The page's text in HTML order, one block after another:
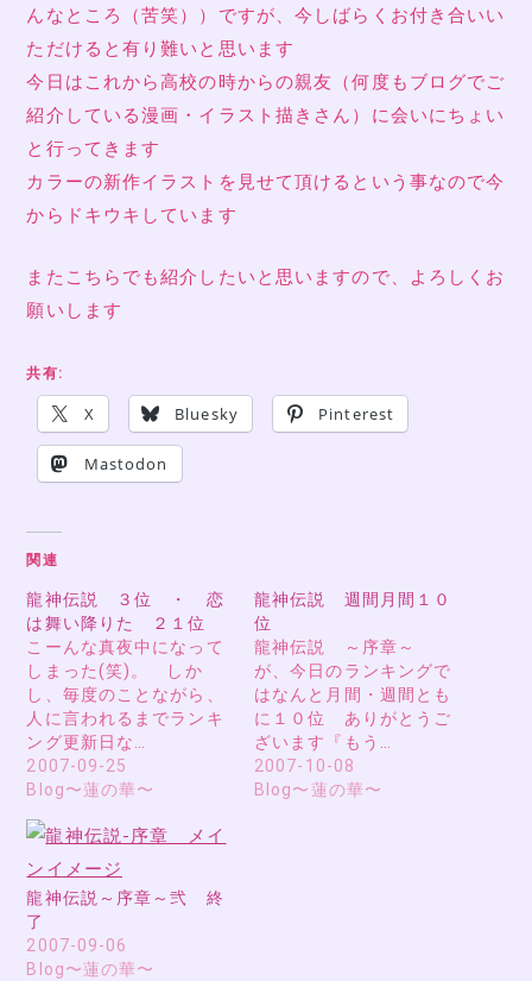
んなところ（苦笑））ですが、今しばらくお付き合いい
ただけると有り難いと思います
今日はこれから高校の時からの親友（何度もブログでご
紹介している漫画・イラスト描きさん）に会いにちょい
と行ってきます
カラーの新作イラストを見せて頂けるという事なので今
からドキウキしています
またこちらでも紹介したいと思いますので、よろしくお
願いします
共有:
X Bluesky Pinterest
Mastodon
関連
龍神伝説 ３位 ・ 恋
は舞い降りた ２１位
こーんな真夜中になって
しまった(笑)。 しか
し、毎度のことながら、
人に言われるまでランキ
ング更新日な…
2007-09-25
Blog〜蓮の華〜
龍神伝説 週間月間１０
位
龍神伝説 ～序章～
が、今日のランキングで
はなんと月間・週間とも
に１０位 ありがとうご
ざいます『もう…
2007-10-08
Blog〜蓮の華〜
龍神伝説～序章～弐 終
了
2007-09-06
Blog〜蓮の華〜